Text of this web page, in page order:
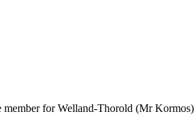
for Welland-Thorold (Mr